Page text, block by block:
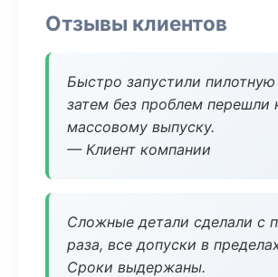
Отзывы клиентов
Быстро запустили
затем без проблем перешли
массовому выпуску.
— Клиент компании
Сложные детали сделали с
раза, все допуски в
Сроки выдержаны.